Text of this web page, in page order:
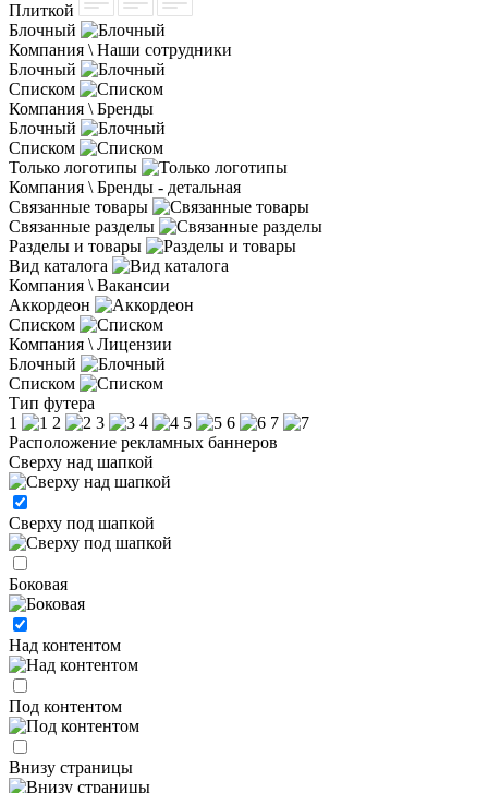
Плиткой
Блочный
Компания \ Наши сотрудники
Блочный
Списком
Компания \ Бренды
Блочный
Списком
Только логотипы
Компания \ Бренды - детальная
Связанные товары
Связанные разделы
Разделы и товары
Вид каталога
Компания \ Вакансии
Аккордеон
Списком
Компания \ Лицензии
Блочный
Списком
Тип футера
1
2 3 4 5 6
7
Расположение рекламных баннеров
Сверху над шапкой
Сверху под шапкой
Боковая
Над контентом
Под контентом
Внизу страницы